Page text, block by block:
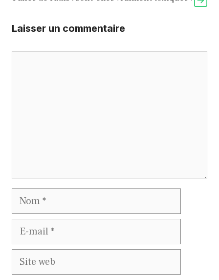
Laisser un commentaire
Nom
E-
Site